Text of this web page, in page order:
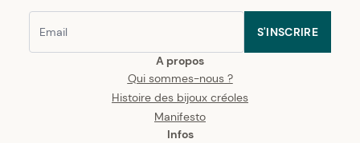
A propos
Qui sommes-nous ?
Histoire des bijoux créoles
Manifesto
Infos
S'INSCRIRE